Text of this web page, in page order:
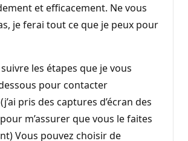
et efficacement. Ne vous
je ferai tout ce que je peux pour
les étapes que je vous
pour contacter
pris des captures d’écran des
m’assurer que vous le faites
Vous pouvez choisir de